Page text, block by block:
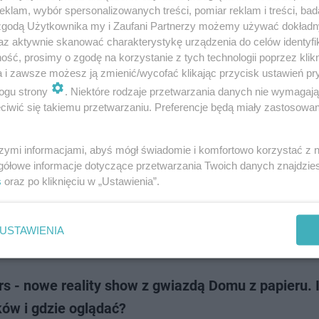
podbiła Netfliksa w wielu państwach, w tym także w Polsce.
zauważyli…
2022 - data premiery nowej wersji serialu!
był jednym z najpopularniejszych seriali dla młodzieży. Losy
Elite Way School oglądane były przez miliony.Teraz powstanie
- nowe reality show z gwiazdą Domu z papieru.
i gdzie oglądać?
wybór spersonalizowanych treści, pomiar reklam i treści,
Użytkownika my i Zaufani Partnerzy możemy używać
aktywnie skanować charakterystykę urządzenia do celów
prosimy o zgodę na korzystanie z tych technologii poprzez
i zawsze możesz ją zmienić/wycofać klikając przycisk ustawień
strony
. Niektóre rodzaje przetwarzania danych nie
się takiemu przetwarzaniu. Preferencje będą miały
informacjami, abyś mógł świadomie i komfortowo korzystać z
informacje dotyczące przetwarzania Twoich danych
oraz po kliknięciu w „Ustawienia”.
USTAWIENIA